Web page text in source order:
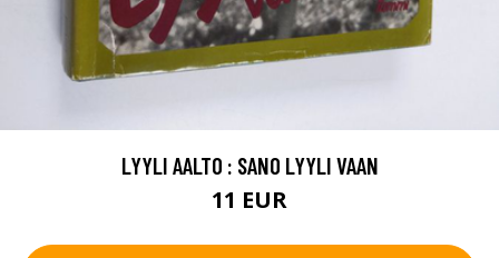
LYYLI AALTO : SANO LYYLI VAAN
11 EUR